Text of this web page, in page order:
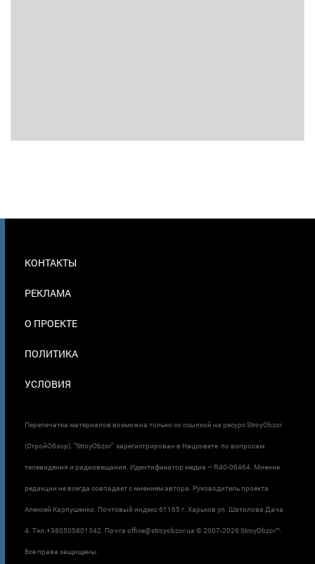
В
КОНТАКТЫ
РЕКЛАМА
О ПРОЕКТЕ
ПОЛИТИКА
УСЛОВИЯ
Перепечатка материалов возможна только со ссылкой на ресурс StroyObzor
(СтройОбзор). "StroyObzor" зарегистрирован в Нацсовете по вопросам
телевидения и радиовещания. Идентификатор медиа – R40-06464. Мнение
редакции не всегда совпадает с мнением автора. Руководитель проекта
Алексей Карпушенко. Почтовый индекс 61165 г. Харьков ул. Шатилова Дача
4. Тел.+380505801342. Почта office@stroyobzor.ua © 2007-2026 StroyObzor™.
Все права защищены.